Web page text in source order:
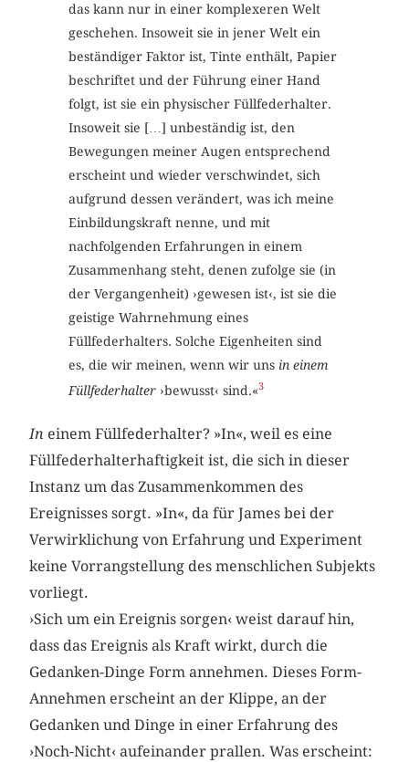
das kann nur in einer komplexeren Welt
geschehen. Insoweit sie in jener Welt ein
beständiger Faktor ist, Tinte enthält, Papier
beschriftet und der Führung einer Hand
folgt, ist sie ein physischer Füllfederhalter.
Insoweit sie […] unbeständig ist, den
Bewegungen meiner Augen entsprechend
erscheint und wieder verschwindet, sich
aufgrund dessen verändert, was ich meine
Einbildungskraft nenne, und mit
nachfolgenden Erfahrungen in einem
Zusammenhang steht, denen zufolge sie (in
der Vergangenheit) ›gewesen ist‹, ist sie die
geistige Wahrnehmung eines
Füllfederhalters. Solche Eigenheiten sind
es, die wir meinen, wenn wir uns in einem
Füllfederhalter ›bewusst‹ sind.«3
In einem Füllfederhalter? »In«, weil es eine
Füllfederhalterhaftigkeit ist, die sich in dieser
Instanz um das Zusammenkommen des
Ereignisses sorgt. »In«, da für James bei der
Verwirklichung von Erfahrung und Experiment
keine Vorrangstellung des menschlichen Subjekts
vorliegt.
›Sich um ein Ereignis sorgen‹ weist darauf hin,
dass das Ereignis als Kraft wirkt, durch die
Gedanken-Dinge Form annehmen. Dieses Form-
Annehmen erscheint an der Klippe, an der
Gedanken und Dinge in einer Erfahrung des
›Noch-Nicht‹ aufeinander prallen. Was erscheint: